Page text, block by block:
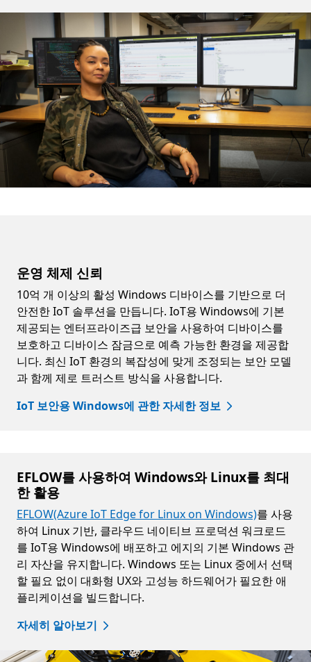
운영 체제 신뢰
10억 개 이상의 활성 Windows 디바이스를 기반으로 더
안전한 IoT 솔루션을 만듭니다. IoT용 Windows에 기본
제공되는 엔터프라이즈급 보안을 사용하여 디바이스를
보호하고 디바이스 잠금으로 예측 가능한 환경을 제공합
니다. 최신 IoT 환경의 복잡성에 맞게 조정되는 보안 모델
과 함께 제로 트러스트 방식을 사용합니다.
IoT 보안용 Windows에 관한 자세한 정보
EFLOW를 사용하여 Windows와 Linux를 최대
한 활용
EFLOW(Azure IoT Edge for Linux on Windows)를 사용
하여 Linux 기반, 클라우드 네이티브 프로덕션 워크로드
를 IoT용 Windows에 배포하고 에지의 기본 Windows 관
리 자산을 유지합니다. Windows 또는 Linux 중에서 선택
할 필요 없이 대화형 UX와 고성능 하드웨어가 필요한 애
플리케이션을 빌드합니다.
자세히 알아보기